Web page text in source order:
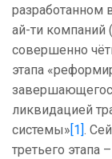
разработанном
ай-ти компаний
совершенно
этапа
ликвидацией
системы»[1].
третьего этапа